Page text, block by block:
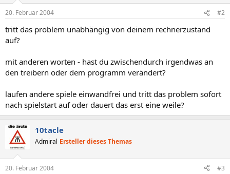
20. Februar 2004 #2
tritt das problem unabhängig von deinem rechnerzustand
auf?
mit anderen worten - hast du zwischendurch irgendwas an
den treibern oder dem programm verändert?
laufen andere spiele einwandfrei und tritt das problem sofort
nach spielstart auf oder dauert das erst eine weile?
10tacle
Admiral Ersteller dieses Themas
20. Februar 2004 #3